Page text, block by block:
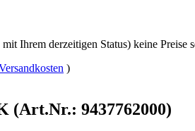
Ihrem derzeitigen Status) keine Preise
)
(Art.Nr.: 9437762000)